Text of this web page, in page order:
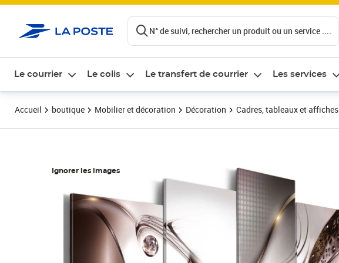
N° de suivi, rechercher un produit ou un service ....
Le courrier Le colis Le transfert de courrier Les services
Accueil boutique Mobilier et décoration Décoration Cadres, tableaux et affiches
Ignorer les images